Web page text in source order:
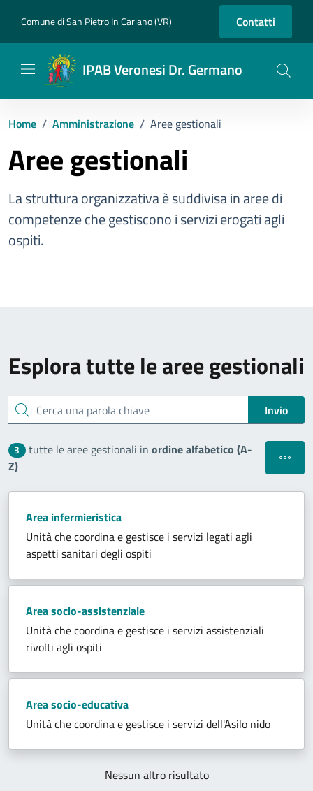
Comune di San Pietro In Cariano (VR) Contatti
IPAB Veronesi Dr. Germano
Home / Amministrazione / Aree gestionali
Aree gestionali
La struttura organizzativa è suddivisa in aree di
competenze che gestiscono i servizi erogati agli
ospiti.
Esplora tutte le aree gestionali
Cerca una parola chiave Invio
3 tutte le aree gestionali in ordine alfabetico (A-
Z)
Apri
Area infermieristica
Unità che coordina e gestisce i servizi legati agli
aspetti sanitari degli ospiti
Area socio-assistenziale
Unità che coordina e gestisce i servizi assistenziali
rivolti agli ospiti
Area socio-educativa
Unità che coordina e gestisce i servizi dell'Asilo nido
Nessun altro risultato